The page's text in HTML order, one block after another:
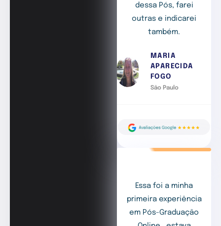
dessa Pós, farei
outras e indicarei
também.
MARIA
APARECIDA
FOGO
São Paulo
Essa foi a minha
primeira experiência
em Pós-Graduação